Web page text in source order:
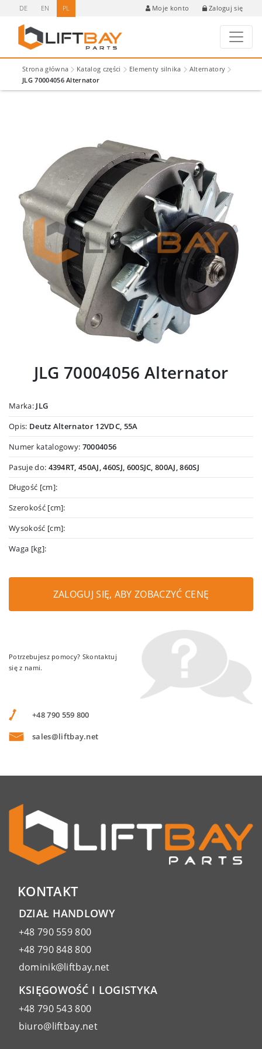
DE EN PL Moje konto Zaloguj się
Strona główna Katalog części Elementy silnika
Alternatory
JLG 70004056 Alternator
JLG 70004056 Alternator
Marka: JLG
Opis: Deutz Alternator 12VDC, 55A
Numer katalogowy: 70004056
Pasuje do: 4394RT, 450AJ, 460SJ, 600SJC, 800AJ, 860SJ
Długość [cm]:
Szerokość [cm]:
Wysokość [cm]:
Waga [kg]:
ZALOGUJ SIĘ, ABY ZOBACZYĆ CENĘ
Potrzebujesz pomocy? Skontaktuj
się z nami.
+48 790 559 800
sales@liftbay.net
KONTAKT
DZIAŁ HANDLOWY
+48 790 559 800
+48 790 848 800
dominik@liftbay.net
KSIĘGOWOŚĆ I LOGISTYKA
+48 790 543 800
biuro@liftbay.net